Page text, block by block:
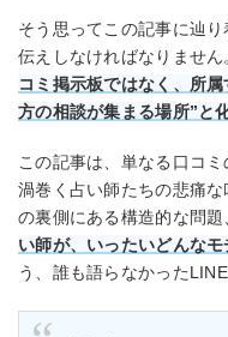
そう思ってこの記事に辿
伝えしなければなりませ
コミ掲示板ではなく、所
方の相談が集まる場所”と
この記事は、単なる口コ
渦巻く占い師たちの悲痛な
の裏側にある構造的な問題
い師が、いったいどんなモ
う、誰も語らなかった